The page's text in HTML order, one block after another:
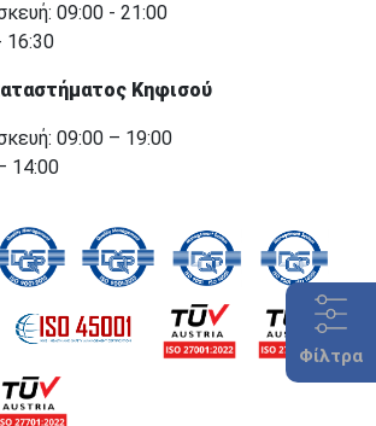
Φίλτρα
09:00 - 21:00
16:30
Κηφισού
09:00 – 19:00
14:00